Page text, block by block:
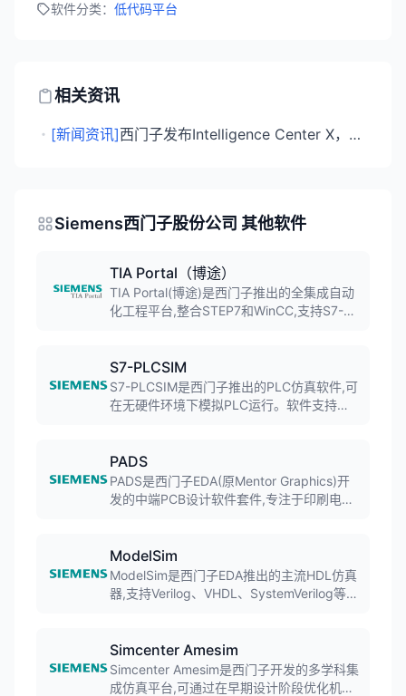
软件分类： 低代码平台
相关资讯
・ [新闻资讯] 西门子发布Intelligence Center X，工业AI进入规模化应用阶段
Siemens西门子股份公司 其他软件
TIA Portal（博途）
TIA Portal(博途)是西门子推出的全集成自动
化工程平台,整合STEP7和WinCC,支持S7-
计、驱动调试等功能,是工业自动化工程师的
必备工具。
S7-PLCSIM
S7-PLCSIM是西门子推出的PLC仿真软件,可
在无硬件环境下模拟PLC运行。软件支持在
PADS
PADS是西门子EDA(原Mentor Graphics)开
发的中端PCB设计软件套件,专注于印刷电路
流程化设计著称,在企业环境中应用广泛。
ModelSim
ModelSim是西门子EDA推出的主流HDL仿真
器,支持Verilog、VHDL、SystemVerilog等硬
和友好的用户界面。
Simcenter Amesim
Simcenter Amesim是西门子开发的多学科集
成仿真平台,可通过在早期设计阶段优化机电